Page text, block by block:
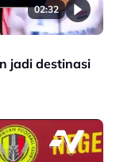
02:32
jadi destinasi